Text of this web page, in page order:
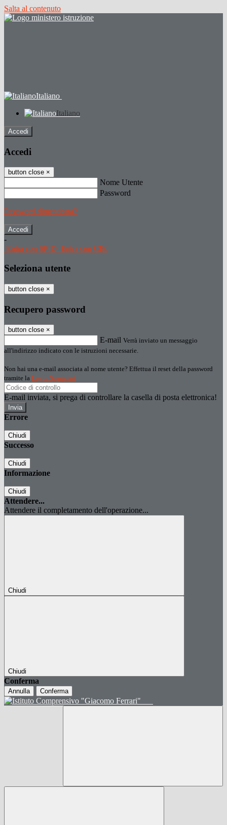
Salta al contenuto
Italiano
Italiano
Accedi
Accedi
button close ×
Nome Utente
Password
Password dimenticata?
-
Entra con SPID Entra con CIE
Seleziona utente
button close ×
Recupero password
button close ×
E-mail Verrà inviato un messaggio
all'indirizzo indicato con le istruzioni necessarie.
Non hai una e-mail associata al nome utente? Effettua il reset della password
tramite la Login Spaggiari
E-mail inviata, si prega di controllare la casella di posta elettronica!
Errore
Chiudi
Successo
Chiudi
Informazione
Chiudi
Attendere...
Attendere il completamento dell'operazione...
Chiudi
Chiudi
Conferma
Annulla Conferma